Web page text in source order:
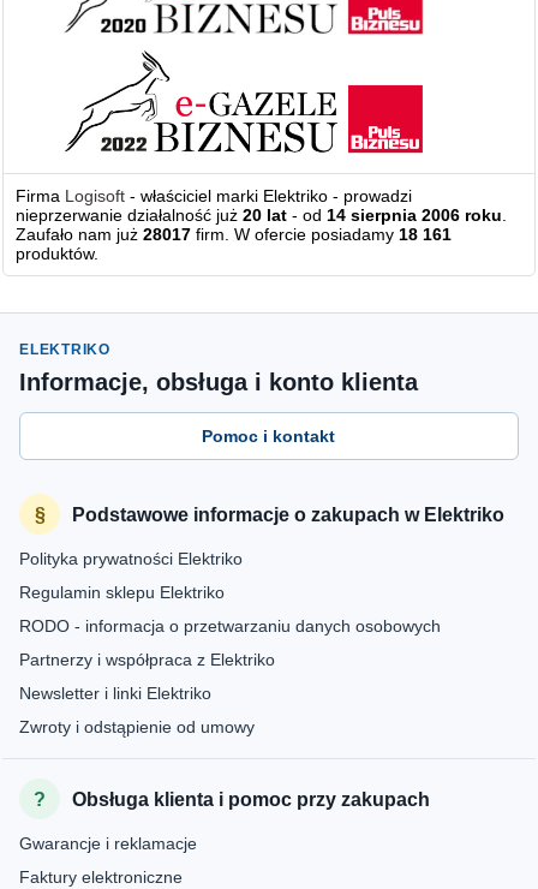
Firma Logisoft - właściciel marki Elektriko - prowadzi
nieprzerwanie działalność już20 lat - od14 sierpnia 2006 roku.
Zaufało nam już28017 firm. W ofercie posiadamy18 161
produktów.
ELEKTRIKO
Informacje, obsługa i konto klienta
Pomoc i kontakt
Podstawowe informacje o zakupach w Elektriko
Polityka prywatności Elektriko
Regulamin sklepu Elektriko
RODO - informacja o przetwarzaniu danych osobowych
Partnerzy i współpraca z Elektriko
Newsletter i linki Elektriko
Zwroty i odstąpienie od umowy
Obsługa klienta i pomoc przy zakupach
Gwarancje i reklamacje
Faktury elektroniczne